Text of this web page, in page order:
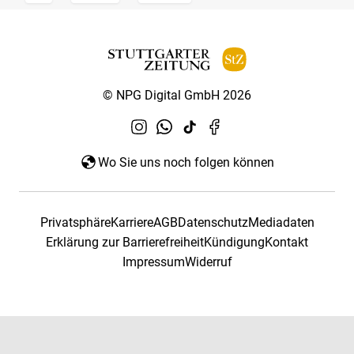
© NPG Digital GmbH 2026
Wo Sie uns noch folgen können
PrivatsphäreKarriereAGBDatenschutzMediadaten
Erklärung zur BarrierefreiheitKündigungKontakt
ImpressumWiderruf